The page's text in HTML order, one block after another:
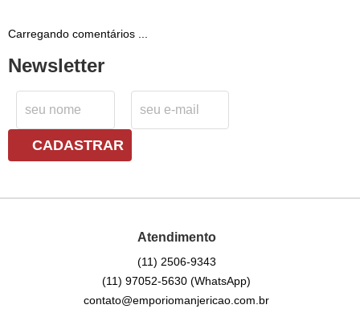
Carregando comentários ...
Newsletter
CADASTRAR
Atendimento
(11) 2506-9343
(11) 97052-5630(WhatsApp)
contato@emporiomanjericao.com.br